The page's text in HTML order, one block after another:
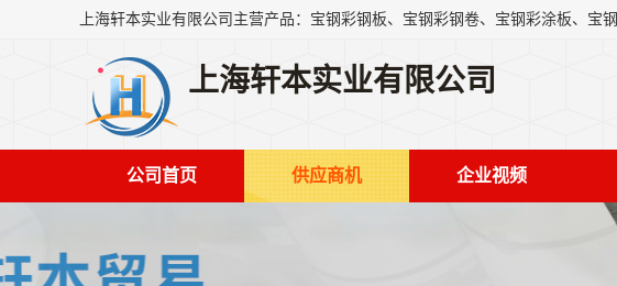
上海轩本实业有限公司
公司首页 供应商机 企业视频